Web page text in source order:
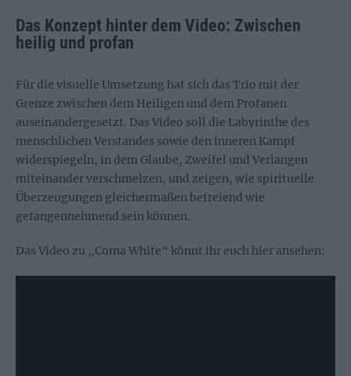
Das Konzept hinter dem Video: Zwischen
heilig und profan
Für die visuelle Umsetzung hat sich das Trio mit der
Grenze zwischen dem Heiligen und dem Profanen
auseinandergesetzt. Das Video soll die Labyrinthe des
menschlichen Verstandes sowie den inneren Kampf
widerspiegeln, in dem Glaube, Zweifel und Verlangen
miteinander verschmelzen, und zeigen, wie spirituelle
Überzeugungen gleichermaßen befreiend wie
gefangennehmend sein können.
Das Video zu „Coma White“ könnt ihr euch hier ansehen: